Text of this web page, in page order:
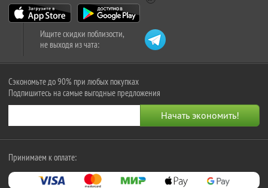
Ищите скидки поблизости,
не выходя из чата:
Сэкономьте до 90% при любых покупках
Подпишитесь на самые выгодные предложения
Принимаем к оплате: